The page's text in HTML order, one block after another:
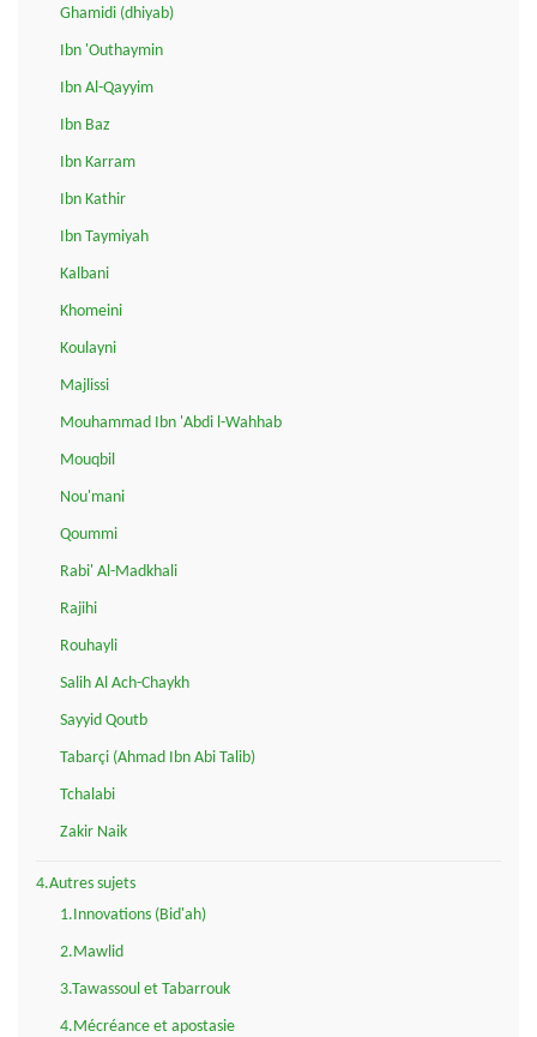
Ghamidi (dhiyab)
Ibn 'Outhaymin
Ibn Al-Qayyim
Ibn Baz
Ibn Karram
Ibn Kathir
Ibn Taymiyah
Kalbani
Khomeini
Koulayni
Majlissi
Mouhammad Ibn 'Abdi l-Wahhab
Mouqbil
Nou'mani
Qoummi
Rabi' Al-Madkhali
Rajihi
Rouhayli
Salih Al Ach-Chaykh
Sayyid Qoutb
Tabarçi (Ahmad Ibn Abi Talib)
Tchalabi
Zakir Naik
4.Autres sujets
1.Innovations (Bid'ah)
2.Mawlid
3.Tawassoul et Tabarrouk
4.Mécréance et apostasie